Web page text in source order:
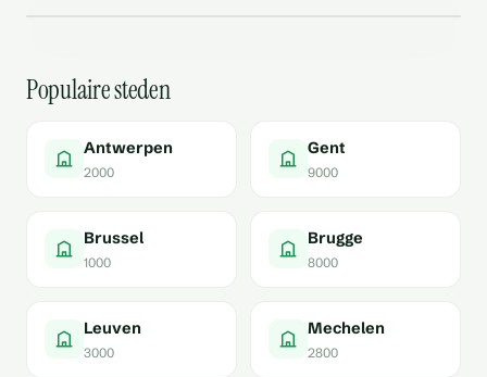
Populaire steden
Antwerpen
2000
Gent
9000
Brussel
1000
Brugge
8000
Leuven
3000
Mechelen
2800